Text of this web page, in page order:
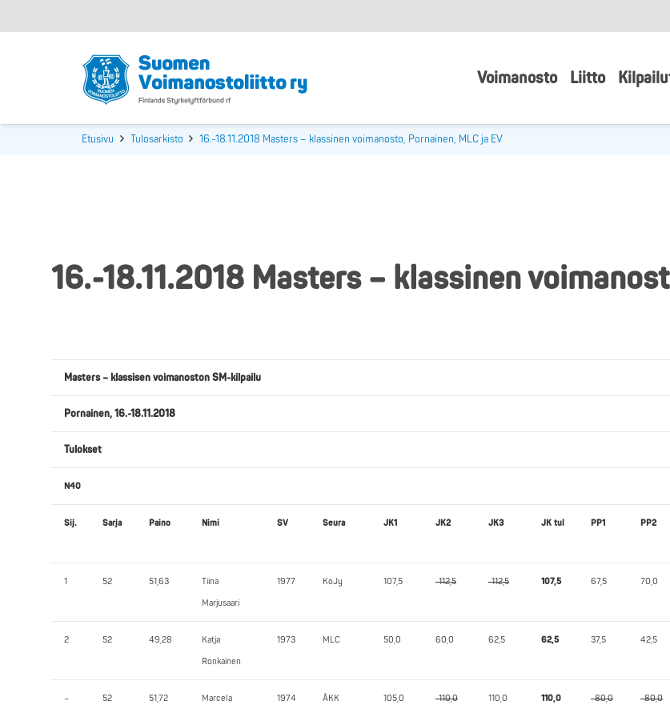
Voimanosto Liitto
Etusivu Tulosarkisto 16.-18.11.2018 Masters – klassinen voimanosto, Pornainen, MLC ja EV
16.-18.11.2018 Masters – klassinen
Masters – klassisen voimanoston SM-kilpailu
Pornainen, 16.-18.11.2018
Tulokset
N40
Sij. Sarja Paino Nimi SV Seura JK1 JK2 JK3 JK tul PP1 PP2
1 52 51,63 Tiina
Marjusaari
1977 KoJy 107,5 -112,5 -112,5 107,5 67,5 70,0
2 52 49,28 Katja
Ronkainen
1973 MLC 50,0 60,0 62,5 62,5 37,5 42,5
– 52 51,72 Marcela 1974 ÅKK 105,0 -110,0 110,0 110,0 -80,0 -80,0